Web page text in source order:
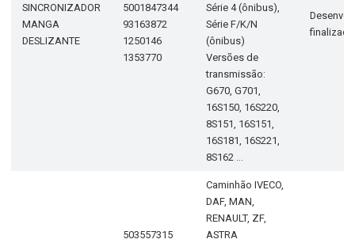
SINCRONIZADOR
MANGA
DESLIZANTE
5001847344
93163872
1250146
1353770
Série 4 (ônibus),
Série F/K/N
(ônibus)
Versões de
transmissão:
G670, G701,
16S150, 16S220,
8S151, 16S151,
16S181, 16S221,
8S162 ...
finalizado
503557315
Caminhão IVECO,
DAF, MAN,
RENAULT, ZF,
ASTRA